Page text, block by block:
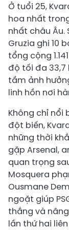
Ở tuổi 25,
hoa nhất
nhất châu Âu.
Gruzia ghi 10
tổng cộng
độ tối đa 33,7
tầm ảnh
linh hồn nơi
Không chỉ nổi
đột biến,
những thời
gặp Arsenal,
quan trọng
Mosquera
Ousmane
ngoặt giúp
thắng và
lần thứ hai